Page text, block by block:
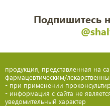
Подпишитесь
продукция, представленная на
фармацевтическим/
- при применении
- информация с сайта не
уведомительный характер